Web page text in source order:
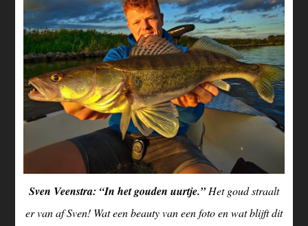
Sven Veenstra: “In het gouden uurtje.”Het goud straalt
er van af Sven! Wat een beauty van een foto en wat blijft dit